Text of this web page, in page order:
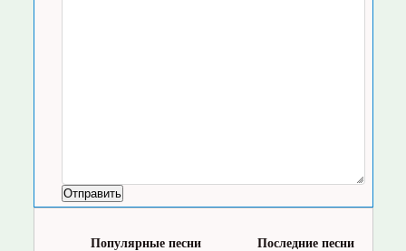
Популярные песни Последние песни